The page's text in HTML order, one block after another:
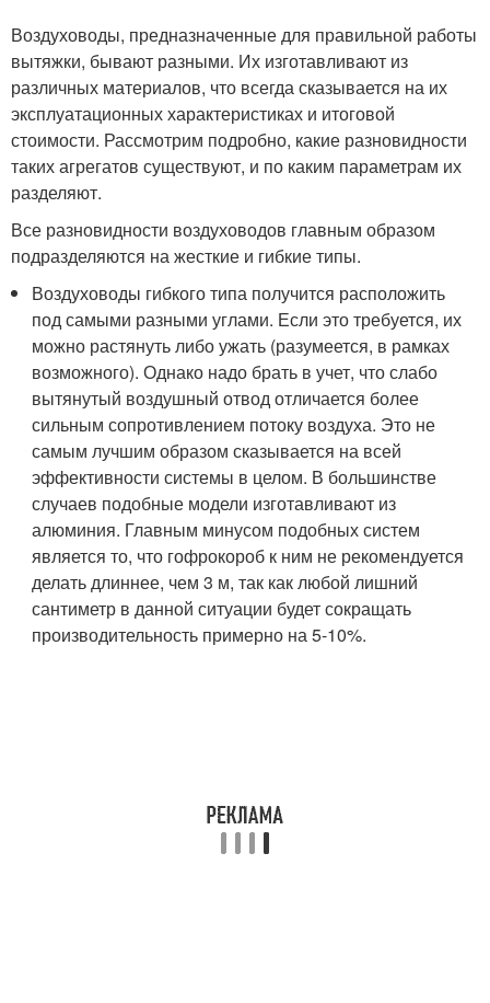
Воздуховоды, предназначенные для правильной работы
вытяжки, бывают разными. Их изготавливают из
различных материалов, что всегда сказывается на их
эксплуатационных характеристиках и итоговой
стоимости. Рассмотрим подробно, какие разновидности
таких агрегатов существуют, и по каким параметрам их
разделяют.
Все разновидности воздуховодов главным образом
подразделяются на жесткие и гибкие типы.
Воздуховоды гибкого типа получится расположить
под самыми разными углами. Если это требуется, их
можно растянуть либо ужать (разумеется, в рамках
возможного). Однако надо брать в учет, что слабо
вытянутый воздушный отвод отличается более
сильным сопротивлением потоку воздуха. Это не
самым лучшим образом сказывается на всей
эффективности системы в целом. В большинстве
случаев подобные модели изготавливают из
алюминия. Главным минусом подобных систем
является то, что гофрокороб к ним не рекомендуется
делать длиннее, чем 3 м, так как любой лишний
сантиметр в данной ситуации будет сокращать
производительность примерно на 5-10%.